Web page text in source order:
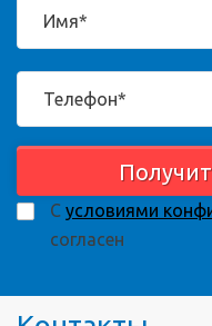
С условиями
согласен